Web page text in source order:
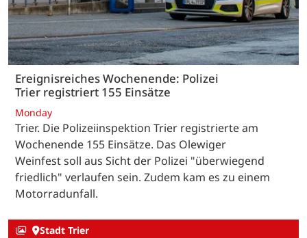
Ereignisreiches Wochenende: Polizei
Trier registriert 155 Einsätze
Monday
Trier. Die Polizeiinspektion Trier registrierte am
Wochenende 155 Einsätze. Das Olewiger
Weinfest soll aus Sicht der Polizei "überwiegend
friedlich" verlaufen sein. Zudem kam es zu einem
Motorradunfall.
Stadt Trier